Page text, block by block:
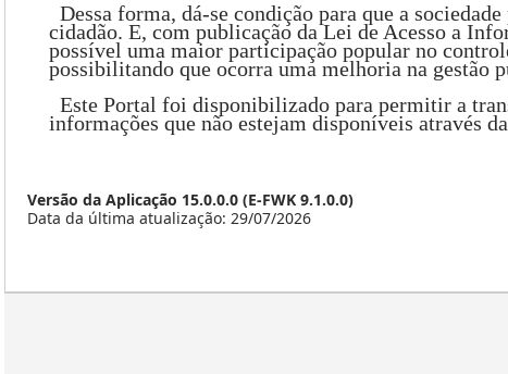
Dessa forma, dá-se condição para que a
cidadão. E, com publicação da Lei de Acesso a
possível uma maior participação popular no
possibilitando que ocorra uma melhoria na gestão
Este Portal foi disponibilizado para permitir a
informações que não estejam disponíveis através
Versão da Aplicação 15.0.0.0 (E-FWK 9.1.0.0)
Data da última atualização: 29/07/2026